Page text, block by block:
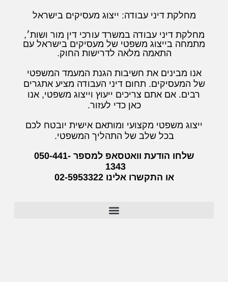
מחלקת דיני עבודה: ייצוג מעסיקים בישראל
מחלקת דיני עבודה במשרד עורכי דין מור ושות׳,
מתמחה בייצוג משפטי של מעסיקים בישראל עם
התאמה מלאה לדרישות החוק.
אנו מבינים את חשיבות הגנת המעמד המשפטי
של המעסיקים. תחום דיני העבודה מציע אתגרים
רבים. אם אתם צריכים ייעוץ וייצוג משפטי, אנו
כאן כדי לעזור.
ייצוג משפטי מקצועי ומותאם אישית יובטח לכם
בכל שלב של התהליך המשפטי.
שלחו הודעת וואטסאפ למספר 050-441-
1343
או התקשרו אלינו 02-5953322